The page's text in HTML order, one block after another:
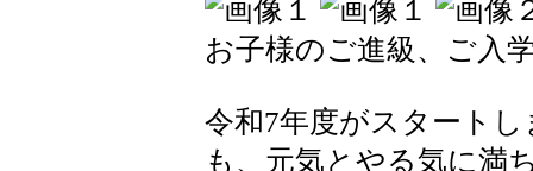
お子様のご進級、ご入
令和7年度がスタート
も、元気とやる気に満